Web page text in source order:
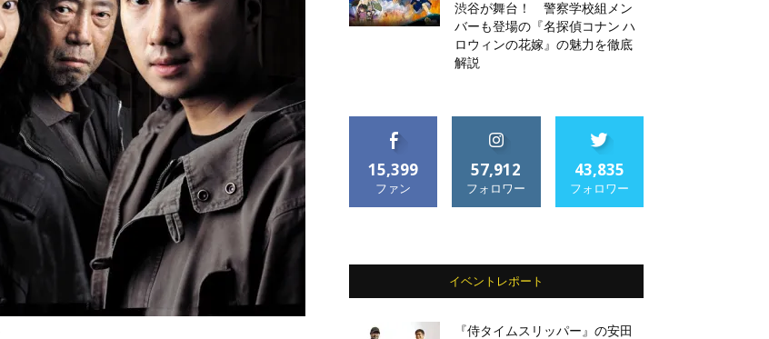
渋谷が舞台！ 警察学校組メン
バーも登場の『名探偵コナン ハ
ロウィンの花嫁』の魅力を徹底
解説
15,399
ファン
57,912
フォロワー
43,835
フォロワー
イベントレポート
『侍タイムスリッパー』の安田